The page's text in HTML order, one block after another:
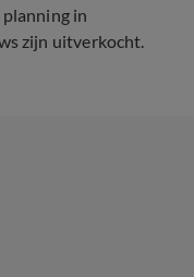
in
zijn uitverkocht.